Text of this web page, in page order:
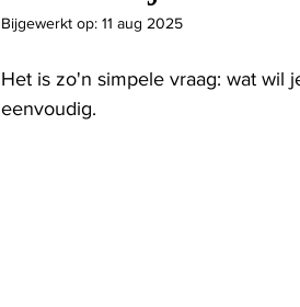
Bijgewerkt op: 11 aug 2025
Het is zo'n simpele vraag: wat wil
eenvoudig.